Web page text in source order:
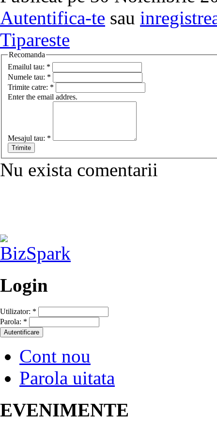
Autentifica-te sau
Tipareste
Recomanda
Emailul tau: *
Numele tau: *
Trimite catre: *
Enter the email addres.
Mesajul tau: *
Nu exista comentarii
Login
Utilizator: *
Parola: *
Cont nou
Parola uitata
EVENIMENTE